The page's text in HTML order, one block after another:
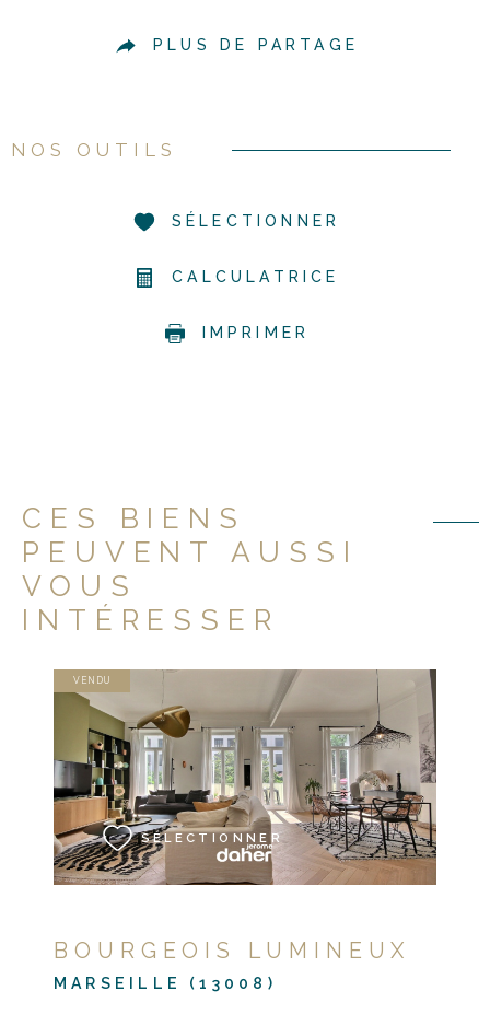
PLUS DE PARTAGE
NOS OUTILS
SÉLECTIONNER
CALCULATRICE
IMPRIMER
CES BIENS
PEUVENT AUSSI
VOUS
INTÉRESSER
BOURGEOIS LUMINEUX
MARSEILLE (13008)
VENDU
SÉLECTIONNER
VOIR LE BIEN